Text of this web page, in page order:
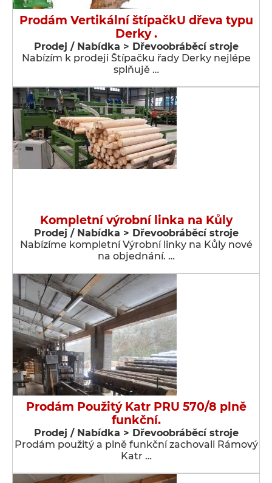
Prodám Vertikální štípačkU dřeva typu
Derky .
Prodej / Nabídka > Dřevoobráběcí stroje
Nabízím k prodeji Štípačku řady Derky nejlépe
splňujě …
Kompletní výrobní linka na Kůly
Prodej / Nabídka > Dřevoobráběcí stroje
Nabízíme kompletní Výrobní linky na Kůly nové
na objednání. …
Prodám Použitý Katr PRU 570/8 plně
funkční.
Prodej / Nabídka > Dřevoobráběcí stroje
Prodám použitý a plně funkční zachovali Rámový
Katr …